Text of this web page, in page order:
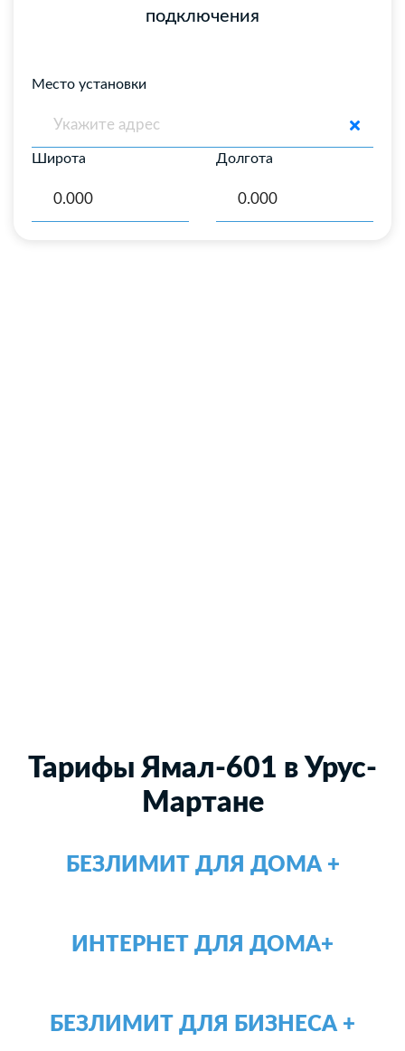
подключения
Место установки
Широта Долгота
Тарифы Ямал-601 в Урус-
Мартане
БЕЗЛИМИТ ДЛЯ ДОМА +
ИНТЕРНЕТ ДЛЯ ДОМА+
БЕЗЛИМИТ ДЛЯ БИЗНЕСА +